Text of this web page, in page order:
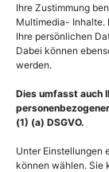
Ihre Zustimmung
Multimedia- Inhalte.
Ihre persönlichen
Dabei können
werden.
Dies umfasst auch
(1) (a) DSGVO.
Unter Einstellungen
können wählen. Sie